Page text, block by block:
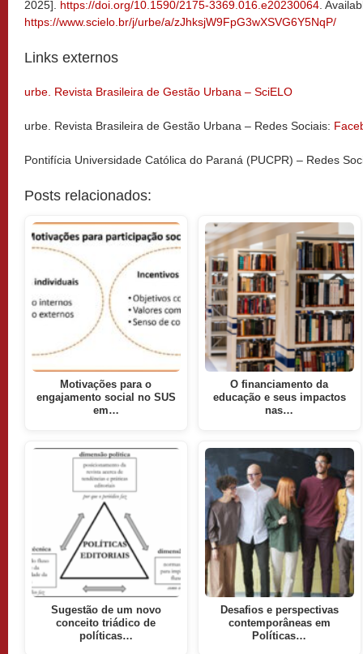
2025]. https://doi.org/10.1590/2175-3369.016.e20230064 .
https://www.scielo.br/j/urbe/a/zJhksjW9FpG3wXSVG6Y5NqP/
Links externos
urbe. Revista Brasileira de Gestão Urbana – SciELO
urbe. Revista Brasileira de Gestão Urbana – Redes Sociais:
Pontifícia Universidade Católica do Paraná (PUCPR) – Redes
Posts relacionados:
Motivações para o
engajamento social no SUS
em…
Sugestão de um novo
conceito triádico de
políticas…
O financiamento da
educação e seus impactos
nas…
Desafios e perspectivas
contemporâneas em
Políticas…